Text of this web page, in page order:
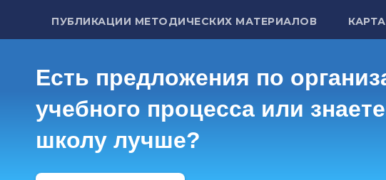
ПУБЛИКАЦИИ МЕТОДИЧЕСКИХ МАТЕРИАЛОВ
Есть предложения по
учебного процесса или
школу лучше?